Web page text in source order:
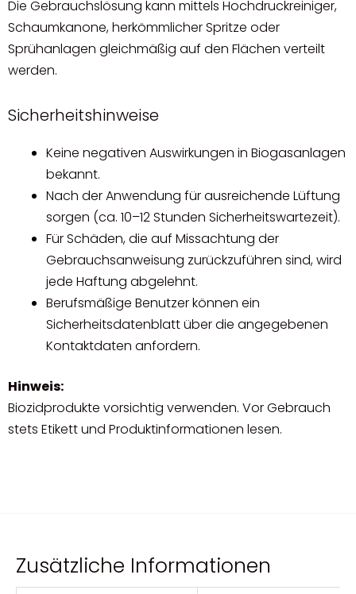
Die Gebrauchslösung kann mittels Hochdruckreiniger,
Schaumkanone, herkömmlicher Spritze oder
Sprühanlagen gleichmäßig auf den Flächen verteilt
werden.
Sicherheitshinweise
Keine negativen Auswirkungen in Biogasanlagen
bekannt.
Nach der Anwendung für ausreichende Lüftung
sorgen (ca. 10–12 Stunden Sicherheitswartezeit).
Für Schäden, die auf Missachtung der
Gebrauchsanweisung zurückzuführen sind, wird
jede Haftung abgelehnt.
Berufsmäßige Benutzer können ein
Sicherheitsdatenblatt über die angegebenen
Kontaktdaten anfordern.
Hinweis:
Biozidprodukte vorsichtig verwenden. Vor Gebrauch
stets Etikett und Produktinformationen lesen.
Zusätzliche Informationen